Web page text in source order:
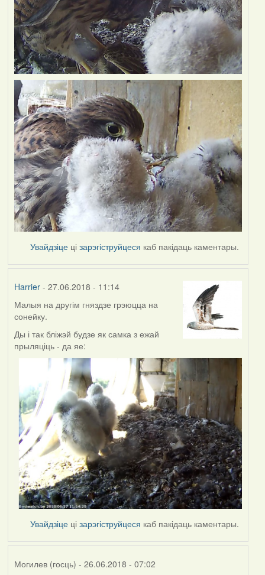
Увайдзіце цізарэгіструйцеся каб пакідаць каментары.
Harrier- 27.06.2018 - 11:14
Малыя на другім гняздзе грэюцца на
сонейку.
Ды і так бліжэй будзе як самка з ежай
прыляціць - да яе:
Увайдзіце цізарэгіструйцеся каб пакідаць каментары.
Могилев (госць) - 26.06.2018 - 07:02